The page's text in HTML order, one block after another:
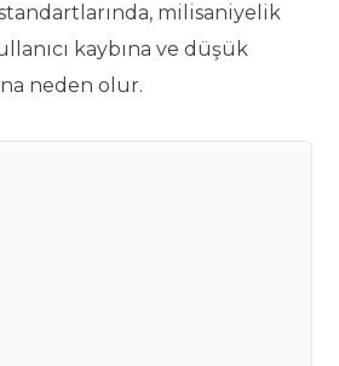
milisaniyelik
kaybına ve düşük
neden olur.